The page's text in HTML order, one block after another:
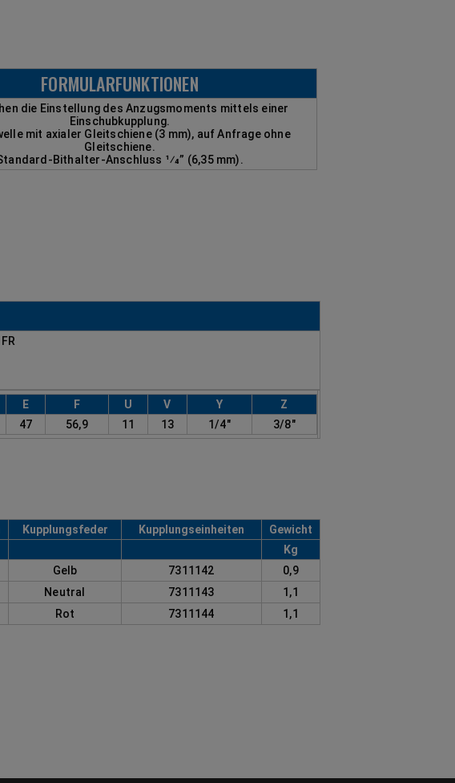
FORMULARFUNKTIONEN
die Einstellung des Anzugsmoments mittels einer
Einschubkupplung.
mit axialer Gleitschiene (3 mm), auf Anfrage ohne
Gleitschiene.
Bithalter-Anschluss 1⁄4” (6,35 mm).
E F U V Y
Z
47 56,9 11 13 1/4" 3/8"
Kupplungsfeder Kupplungseinheiten
Gewicht
Kg
Gelb 7311142
0,9
Neutral 7311143
1,1
Rot 7311144 1,1